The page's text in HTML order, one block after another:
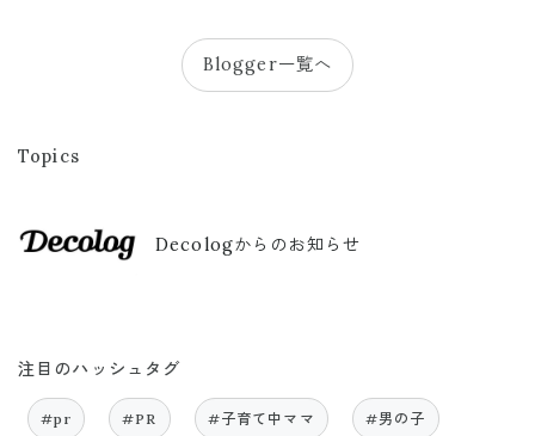
Blogger一覧へ
Topics
Decologからのお知らせ
注目のハッシュタグ
#pr #PR #子育て中ママ #男の子